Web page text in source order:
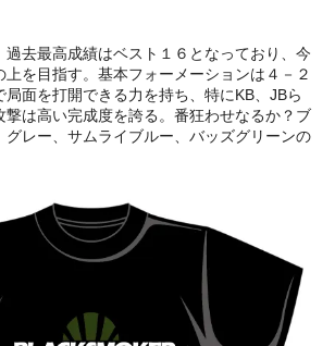
過去最高成績はベスト１６となっており、今
上を目指す。基本フォーメーションは４－２
局面を打開できる力を持ち、特にKB、JBら
撃は高い完成度を誇る。番狂わせなるか？ブ
グレー、サムライブルー、バッズグリーンの